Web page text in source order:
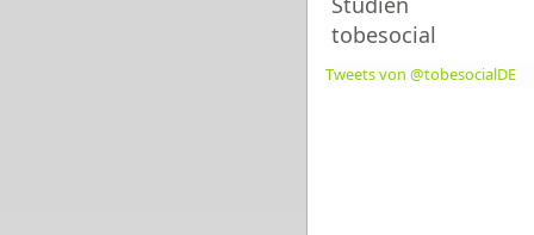
tobesocial
Tweets von @tobesocialDE